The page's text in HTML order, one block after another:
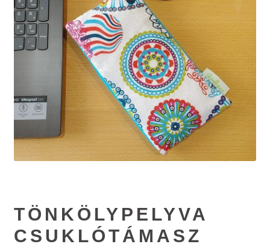
#65 (no title)
#89 (no title)
TÖNKÖLYPELYVA
CSUKLÓTÁMASZ